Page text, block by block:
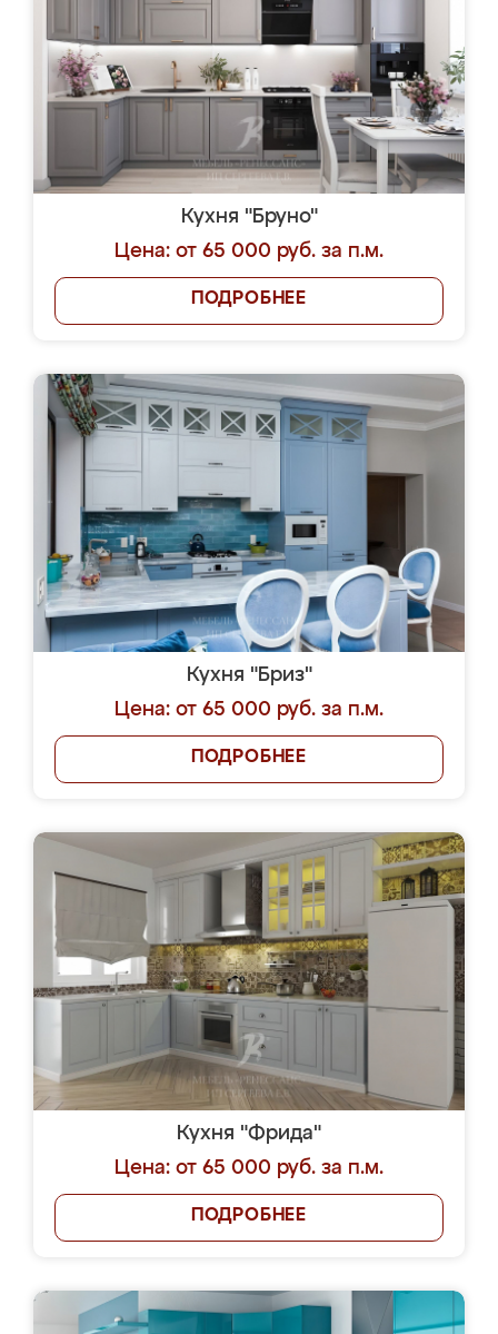
Кухня "Бруно"
Цена: от 65 000 руб. за п.м.
ПОДРОБНЕЕ
Кухня "Бриз"
Цена: от 65 000 руб. за п.м.
ПОДРОБНЕЕ
Кухня "Фрида"
Цена: от 65 000 руб. за п.м.
ПОДРОБНЕЕ